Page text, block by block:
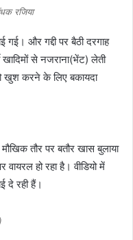
रजिया
गई। और गद्दी पर बैठी दरगाह
से नजराना(भेंट) लेती
खुश करने के लिए बकायदा
तौर पर बतौर खास बुलाया
वायरल हो रहा है। वीडियो में
दे रही हैं।